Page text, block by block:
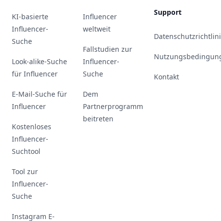
KI-basierte
Influencer-
Suche
Look-alike-Suche
für Influencer
E-Mail-Suche für
Influencer
Kostenloses
Influencer-
Suchtool
Tool zur
Influencer-
Suche
Instagram E-
Influencer
weltweit
Fallstudien zur
Influencer-
Suche
Dem
Partnerprogramm
beitreten
Support
Kontakt